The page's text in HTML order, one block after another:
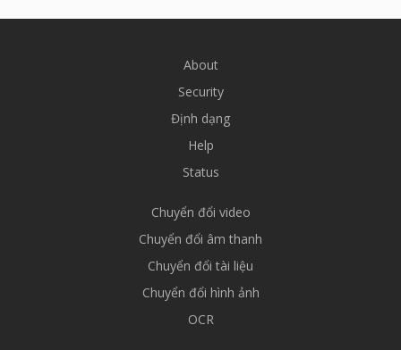
About
Security
Định dạng
Help
Status
Chuyển đổi video
Chuyển đổi âm thanh
Chuyển đổi tài liệu
Chuyển đổi hình ảnh
OCR